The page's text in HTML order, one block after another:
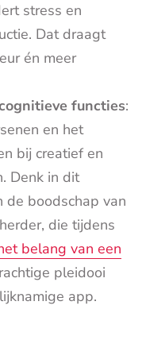
stress en
Dat draagt
én meer
functies:
en het
bij creatief en
Denk in dit
de boodschap van
die tijdens
belang van een
pleidooi
app.